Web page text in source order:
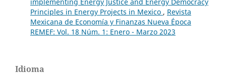
Principles in Energy Projects in Mexico , Revista
Mexicana de Economía y Finanzas Nueva Época
REMEF: Vol. 18 Núm. 1: Enero - Marzo 2023
Idioma